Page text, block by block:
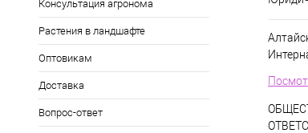
Консультация агронома
Растения в ландшафте
Оптовикам
Доставка
Вопрос-ответ